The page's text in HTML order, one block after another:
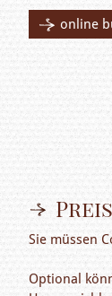
online
Sie müssen
Optional